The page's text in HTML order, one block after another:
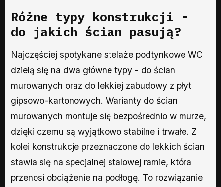
Różne typy konstrukcji -
do jakich ścian pasują?
Najczęściej spotykane stelaże podtynkowe WC
dzielą się na dwa główne typy - do ścian
murowanych oraz do lekkiej zabudowy z płyt
gipsowo-kartonowych. Warianty do ścian
murowanych montuje się bezpośrednio w murze,
dzięki czemu są wyjątkowo stabilne i trwałe. Z
kolei konstrukcje przeznaczone do lekkich ścian
stawia się na specjalnej stalowej ramie, która
przenosi obciążenie na podłogę. To rozwiązanie